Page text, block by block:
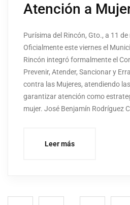
Atención a
Purísima del Rincón, Gto., a 11
Oficialmente este viernes el
Rincón integró formalmente el
Prevenir, Atender, Sancionar y
contra las Mujeres, atendiendo
garantizar atención como
mujer. José Benjamín Rodríguez
Leer más